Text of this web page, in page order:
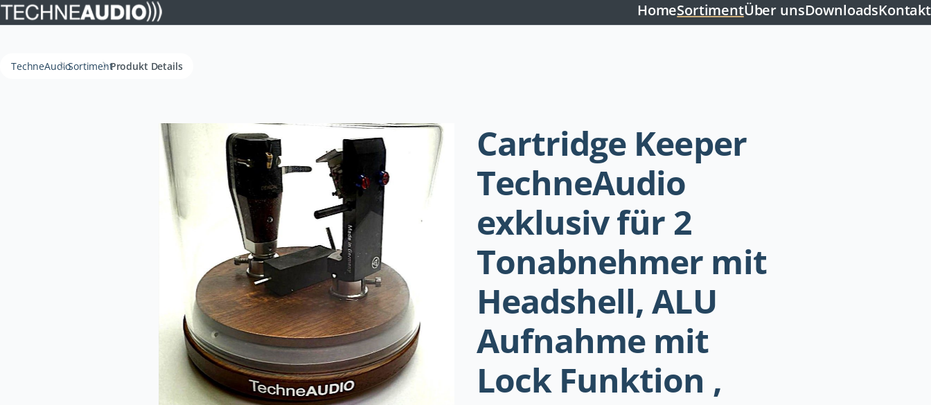
überspringen
HomeSortimentÜber unsDownloadsKontakt
TechneAudioSortimentProdukt Details
Cartridge Keeper
TechneAudio
exklusiv für 2
Tonabnehmer mit
Headshell, ALU
Aufnahme mit
Lock Funktion ,